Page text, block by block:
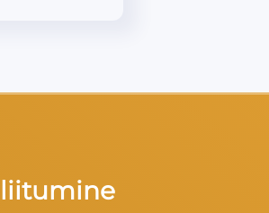
liitumine